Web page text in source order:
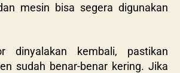
mesin bisa segera digunakan
dinyalakan kembali, pastikan
sudah benar-benar kering. Jika